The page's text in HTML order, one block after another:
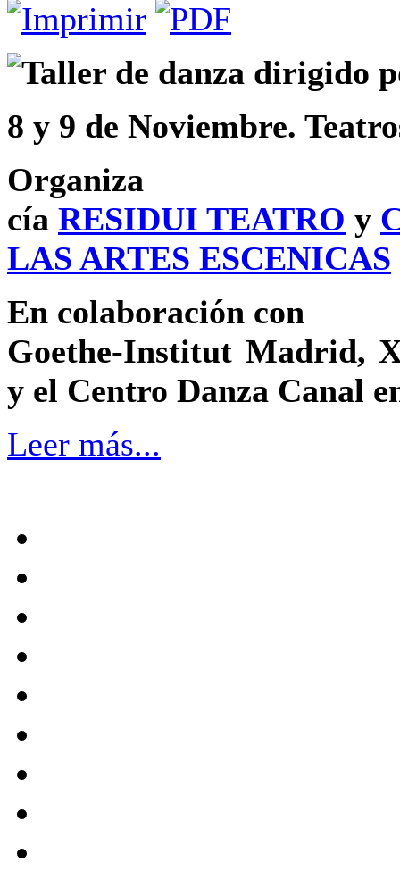
Taller de danza dirigido
8 y 9 de Noviembre.
Organiza
cía RESIDUI TEATRO y
LAS ARTES ESCENICAS
En colaboración con
Goethe-Institut Madrid,
y el Centro Danza Canal
Leer más...